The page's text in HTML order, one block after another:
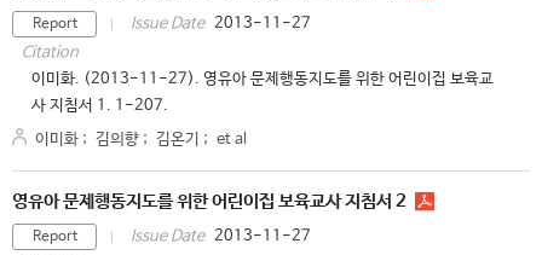
Report Issue Date 2013-11-27
Citation
이미화. (2013-11-27). 영유아 문제행동지도를 위한 어린이집 보육교
사 지침서 1. 1-207.
이미화 ; 김의향 ; 김온기 ; et al
영유아 문제행동지도를 위한 어린이집 보육교사 지침서 2
Report Issue Date 2013-11-27